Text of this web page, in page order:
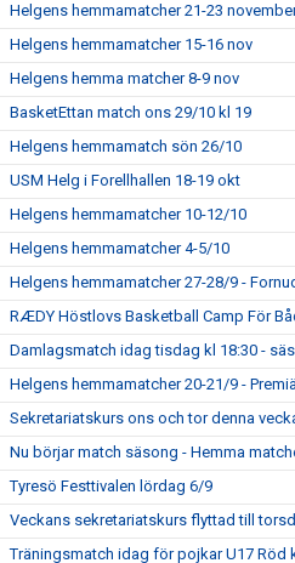
Helgens hemmamatcher 21-23
Helgens hemmamatcher 15-16 nov
Helgens hemma matcher 8-9 nov
BasketEttan match ons 29/10 kl 19
Helgens hemmamatch sön 26/10
USM Helg i Forellhallen 18-19 okt
Helgens hemmamatcher 10-12/10
Helgens hemmamatcher 4-5/10
Helgens hemmamatcher 27-28/9 -
RÆDY Höstlovs Basketball Camp För
Damlagsmatch idag tisdag kl 18:30 -
Helgens hemmamatcher 20-21/9 -
Sekretariatskurs ons och tor denna
Nu börjar match säsong - Hemma
Tyresö Festtivalen lördag 6/9
Veckans sekretariatskurs flyttad till
Träningsmatch idag för pojkar U17 Röd